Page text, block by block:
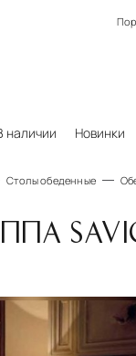
наличии Новинки
Столы обеденные